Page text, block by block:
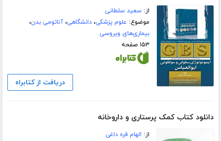
از:سعید سلطانی
موضوع: علوم پزشکی،دانشگاهی،آناتومی بدن،
بیماری‌های ویروسی
۱۵۳ صفحه
دریافت از کتابراه
دانلود کتاب کمک پرستاری و داروخانه
از: الهام قره داغی